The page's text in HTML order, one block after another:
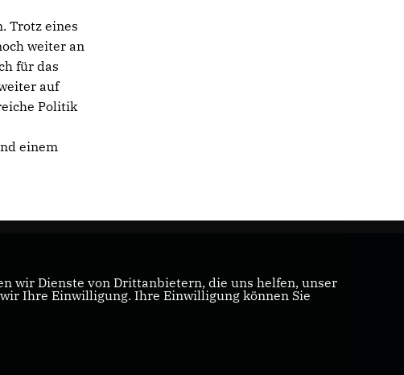
Trotz eines
weiter an
für das
auf
Politik
einem
wir Dienste von Drittanbietern, die uns helfen, unser
Ihre Einwilligung. Ihre Einwilligung können Sie